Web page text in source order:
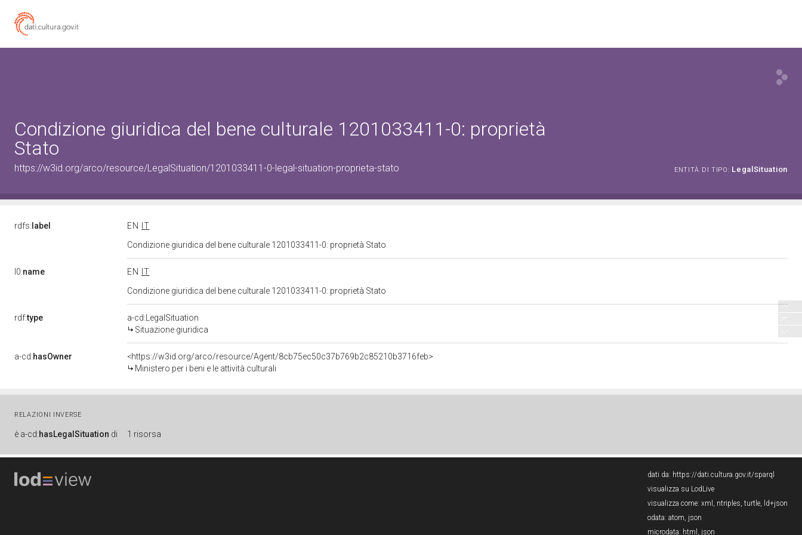
Condizione giuridica del bene culturale 1201033411-0: proprietà
Stato
https://w3id.org/arco/resource/LegalSituation/1201033411-0-legal-situation-proprieta-stato ENTITÀ DI TIPO: LegalSituation
rdfs: label EN
IT
Condizione giuridica del bene culturale 1201033411-0: proprietà Stato
l0:name EN
IT
Condizione giuridica del bene culturale 1201033411-0: proprietà Stato
rdf:type
a-cd:LegalSituation
Situazione giuridica
a-cd:hasOwner
<https://w3id.org/arco/resource/Agent/8cb75ec50c37b769b2c85210b3716feb>
Ministero per i beni e le attività culturali
RELAZIONI INVERSE
è a-cd:hasLegalSituation di 1 risorsa
dati da: https://dati.cultura.gov.it/sparql
visualizza su LodLive
visualizza come: xml , ntriples, turtle, ld+json
odata: atom, json
microdata: html , json